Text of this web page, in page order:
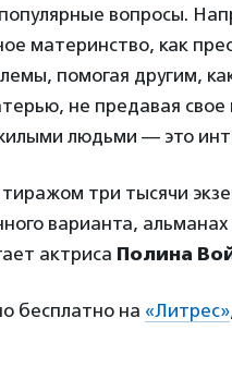
вопросы.
материнство, как
помогая другим,
не предавая свое
людьми — это
три тысячи
варианта,
актриса Полина
бесплатно на «Литрес»